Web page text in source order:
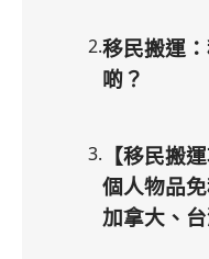
2.移民搬運
啲？
3.
【移民搬
個人物品
加拿大、